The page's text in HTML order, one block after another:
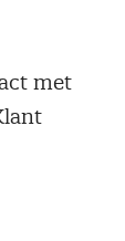
met